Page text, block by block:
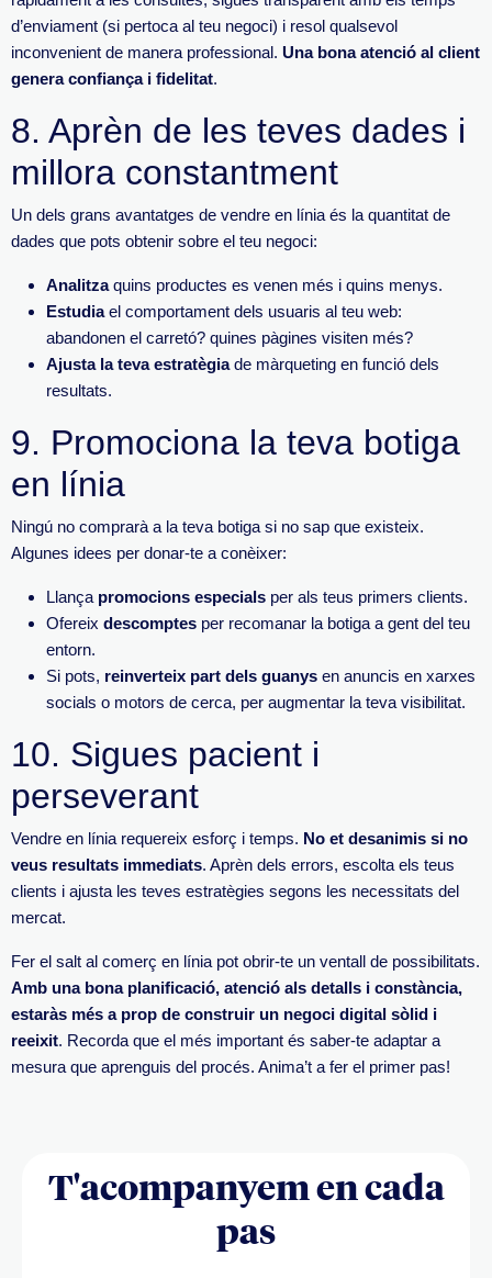
d’enviament (si pertoca al teu negoci) i resol qualsevol
inconvenient de manera professional. Una bona atenció al client
genera confiança i fidelitat.
8. Aprèn de les teves dades i
millora constantment
Un dels grans avantatges de vendre en línia és la quantitat de
dades que pots obtenir sobre el teu negoci:
Analitzaquins productes es venen més i quins menys.
Estudiael comportament dels usuaris al teu web:
abandonen el carretó? quines pàgines visiten més?
Ajusta la teva estratègiade màrqueting en funció dels
resultats.
9. Promociona la teva botiga
en línia
Ningú no comprarà a la teva botiga si no sap que existeix.
Algunes idees per donar-te a conèixer:
Llança promocions especials per als teus primers clients.
Ofereix descomptes per recomanar la botiga a gent del teu
entorn.
Si pots, reinverteix part dels guanys en anuncis en xarxes
socials o motors de cerca, per augmentar la teva visibilitat.
10. Sigues pacient i
perseverant
Vendre en línia requereix esforç i temps. No et desanimis si no
veus resultats immediats. Aprèn dels errors, escolta els teus
clients i ajusta les teves estratègies segons les necessitats del
mercat.
Fer el salt al comerç en línia pot obrir-te un ventall de possibilitats.
Amb una bona planificació, atenció als detalls i constància,
estaràs més a prop de construir un negoci digital sòlid i
reeixit. Recorda que el més important és saber-te adaptar a
mesura que aprenguis del procés. Anima’t a fer el primer pas!
T'acompanyem en cada
pas